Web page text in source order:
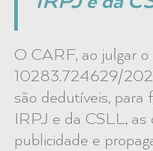
O CARF, ao julgar o
10283.724629/
são dedutíveis, para
IRPJ e da CSLL, as
publicidade e